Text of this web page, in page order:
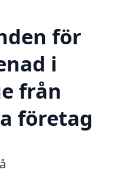
för
i
från
företag